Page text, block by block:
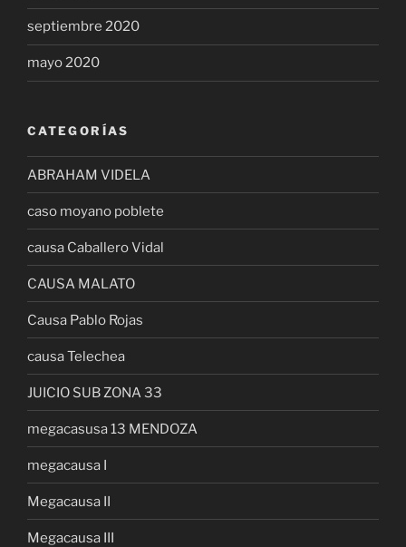
septiembre 2020
mayo 2020
CATEGORÍAS
ABRAHAM VIDELA
caso moyano poblete
causa Caballero Vidal
CAUSA MALATO
Causa Pablo Rojas
causa Telechea
JUICIO SUB ZONA 33
megacasusa 13 MENDOZA
megacausa I
Megacausa II
Megacausa III